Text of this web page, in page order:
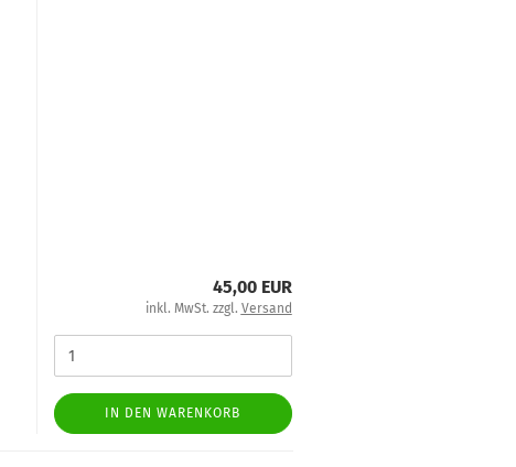
45,00 EUR
inkl. MwSt. zzgl. Versand
IN DEN WARENKORB